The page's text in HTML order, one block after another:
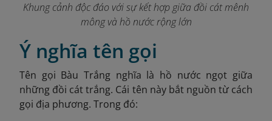
Khung cảnh độc đáo với sự kết hợp giữa đồi cát mênh
mông và hồ nước rộng lớn
Ý nghĩa tên gọi
Tên gọi Bàu Trắng nghĩa là hồ nước ngọt giữa
những đồi cát trắng. Cái tên này bắt nguồn từ cách
gọi địa phương. Trong đó: